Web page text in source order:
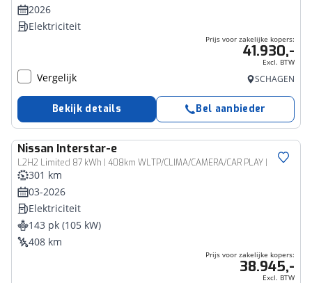
2026
Elektriciteit
Prijs voor zakelijke kopers:
41.930,-
Excl. BTW
Vergelijk SCHAGEN
Bekijk details Bel aanbieder
Nissan Interstar-e
L2H2 Limited 87 kWh | 408km WLTP/CLIMA/CAMERA/CAR PLAY |
Bedrijfswagen
301 km
03-2026
Elektriciteit
143 pk (105 kW)
408 km
Prijs voor zakelijke kopers:
38.945,-
Excl. BTW